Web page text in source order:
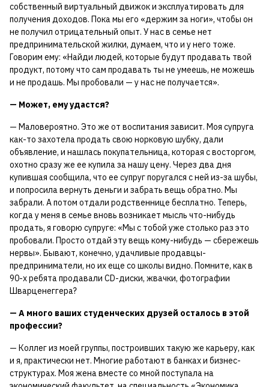
собственный виртуальный движок и эксплуатировать для
получения доходов. Пока мы его «держим за ноги», чтобы он
не получил отрицательный опыт. У нас в семье нет
предпринимательской жилки, думаем, что и у него тоже.
Говорим ему: «Найди людей, которые будут продавать твой
продукт, потому что сам продавать ты не умеешь, не можешь
и не продашь. Мы пробовали — у нас не получается».
— Может, ему удастся?
— Маловероятно. Это же от воспитания зависит. Моя супруга
как-то захотела продать свою норковую шубку, дали
объявление, и нашлась покупательница, которая с восторгом,
охотно сразу же ее купила за нашу цену. Через два дня
купившая сообщила, что ее супруг поругался с ней из-за шубы,
и попросила вернуть деньги и забрать вещь обратно. Мы
забрали. А потом отдали родственнице бесплатно. Теперь,
когда у меня в семье вновь возникает мысль что-нибудь
продать, я говорю супруге: «Мы с тобой уже столько раз это
пробовали. Просто отдай эту вещь кому-нибудь — сбережешь
нервы». Бывают, конечно, удачливые продавцы-
предприниматели, но их еще со школы видно. Помните, как в
90-х ребята продавали CD-диски, жвачки, фотографии
Шварценеггера?
— А много ваших студенческих друзей осталось в этой
профессии?
— Коллег из моей группы, построивших такую же карьеру, как
и я, практически нет. Многие работают в банках и бизнес-
структурах. Моя жена вместе со мной поступала на